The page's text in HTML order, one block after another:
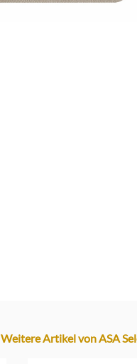
Weitere Artikel von ASA